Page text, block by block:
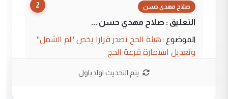
2 صلاح مهدي حسن
التعليق : صلاح مهدي حسن ...
الموضوع : هيئة الحج تصدر قرارا يخص "لم الشمل"
وتعديل استمارة قرعة الحج
يتم التحديث اولا باول